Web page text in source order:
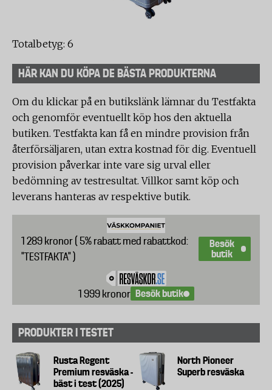
Totalbetyg: 6
HÄR KAN DU KÖPA DE BÄSTA PRODUKTERNA
Om du klickar på en butikslänk lämnar du Testfakta
och genomför eventuellt köp hos den aktuella
butiken. Testfakta kan få en mindre provision från
återförsäljaren, utan extra kostnad för dig. Eventuell
provision påverkar inte vare sig urval eller
bedömning av testresultat. Villkor samt köp och
leverans hanteras av respektive butik.
1 289 kronor ( 5% rabatt med rabattkod:
"TESTFAKTA" )
Besök
butik
1 999 kronor Besök butik
PRODUKTER I TESTET
Rusta Regent
Premium resväska -
bäst i test (2025)
North Pioneer
Superb resväska